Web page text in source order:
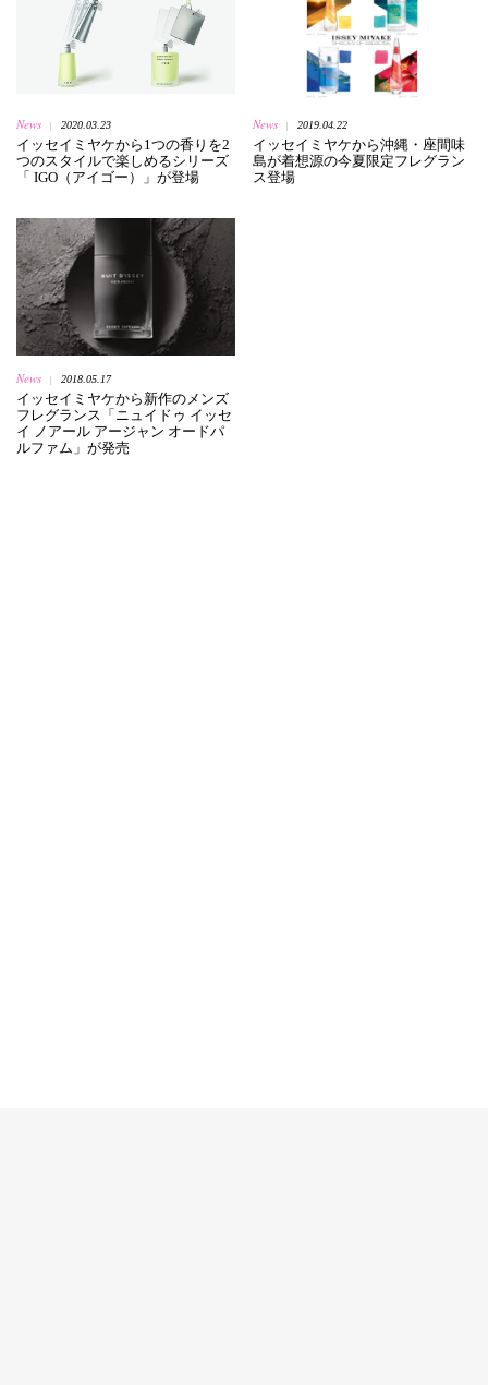
News 2020.03.23
イッセイミヤケから1つの香りを2
つのスタイルで楽しめるシリーズ
「 IGO（アイゴー）」が登場
News 2019.04.22
イッセイミヤケから沖縄・座間味
島が着想源の今夏限定フレグラン
ス登場
News 2018.05.17
イッセイミヤケから新作のメンズ
フレグランス「ニュイドゥ イッセ
イ ノアール アージャン オードパ
ルファム」が発売